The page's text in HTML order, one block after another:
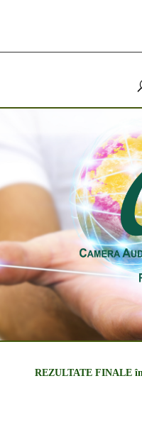
REZULTATE FINALE